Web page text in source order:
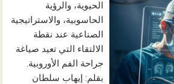
الحيوية، والرؤية
الحاسوبية، والاستراتيجية
الصناعية عند نقطة
الالتقاء التي تعيد صياغة
جراحة الفم الأوروبية.
بقلم: إيهاب سلطان